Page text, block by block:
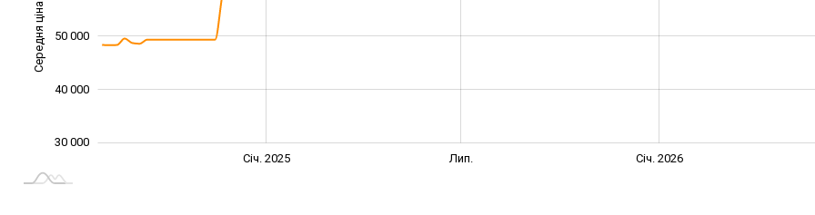
Середня ціна 35 000
30 000
40 000
50 000
Січ. 2025 Лип. Січ. 2026